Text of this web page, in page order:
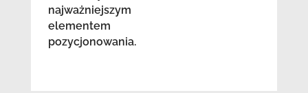
najważniejszym
elementem
pozycjonowania.